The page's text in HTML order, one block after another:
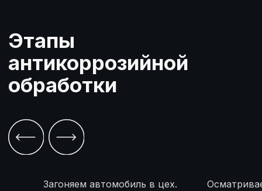
Загоняем автомобиль в цех.